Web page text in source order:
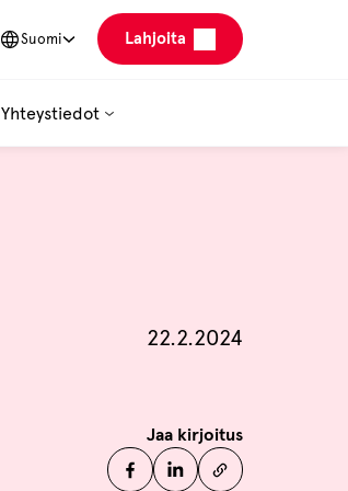
Suomi Lahjoita
Yhteystiedot
Julkaistu
22.2.2024
Jaa kirjoitus